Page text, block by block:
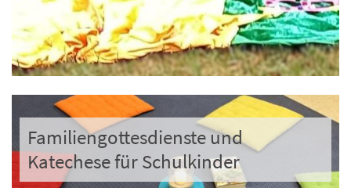
Familiengottesdienste und
Katechese für Schulkinder